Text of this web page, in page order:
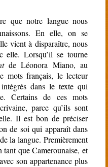
que notre langue nous
En elle, on se
vient à disparaître, nous
elle. Lorsqu’il se tourne
de Léonora Miano, au
mots français, le lecteur
dans le texte qui
Certains de ces mots
parce qu’ils sont
Il est bon de préciser
de soi qui apparaît dans
la langue. Premièrement
que Camerounaise, et
son appartenance plus